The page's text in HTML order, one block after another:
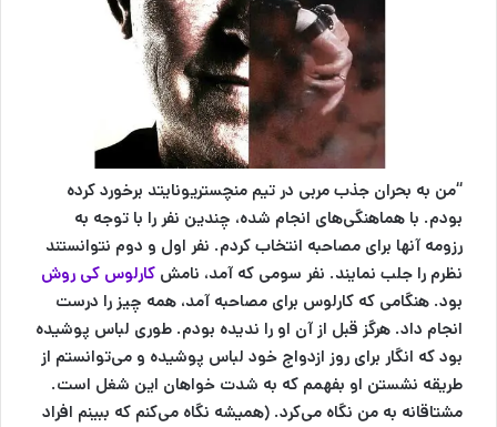
“من به بحران جذب مربی در تیم منچستریونایتد برخورد کرده
بودم. با هماهنگی‌های انجام شده، چندین نفر را با توجه به
رزومه آنها برای مصاحبه انتخاب کردم. نفر اول و دوم نتوانستند
نظرم را جلب نمایند. نفر سومی که آمد، نامش کارلوس کی روش
بود. هنگامی که کارلوس برای مصاحبه آمد، همه چیز را درست
انجام داد. هرگز قبل از آن او را ندیده بودم. طوری لباس پوشیده
بود که انگار برای روز ازدواج خود لباس پوشیده و می‌توانستم از
طریقه نشستن او بفهمم که به شدت خواهان این شغل است.
مشتاقانه به من نگاه می‌کرد. (همیشه نگاه می‌کنم که ببینم افراد